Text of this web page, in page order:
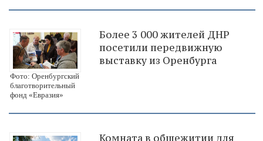
Фото: Оренбургский
благотворительный
фонд «Евразия»
Более 3 000 жителей ДНР
посетили передвижную
выставку из Оренбурга
Комната в общежитии для